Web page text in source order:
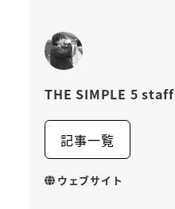
THE SIMPLE 5 staff
記事一覧
ウェブサイト